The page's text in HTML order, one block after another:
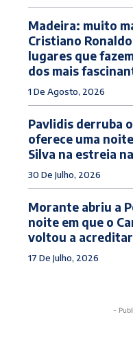
Madeira: muito
Cristiano
lugares que
dos mais
1 De Agosto, 2026
Pavlidis derruba
oferece uma
Silva na estreia
30 De Julho, 2026
Morante abriu a
noite em que o
voltou a
17 De Julho, 2026
-